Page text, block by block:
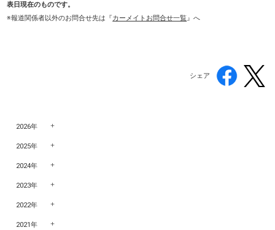
表日現在のものです。
※報道関係者以外のお問合せ先は『カーメイトお問合せ一覧』へ
シェア
2026年
2025年
2024年
2023年
2022年
2021年